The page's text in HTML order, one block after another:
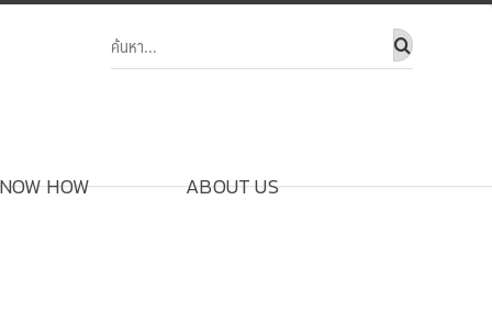
HOW ABOUT US